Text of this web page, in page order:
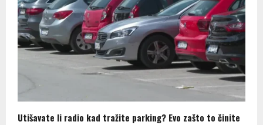
Utišavate li radio kad tražite parking? Evo zašto to činite